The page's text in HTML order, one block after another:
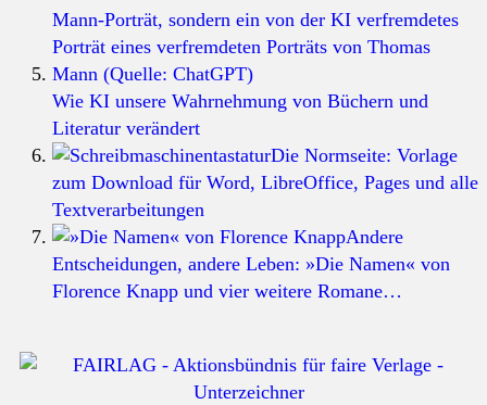
Wie KI unsere Wahrnehmung von Büchern und
Literatur verändert
Die Normseite: Vorlage
zum Download für Word, LibreOffice, Pages und alle
Textverarbeitungen
Andere
Entscheidungen, andere Leben: »Die Namen« von
Florence Knapp und vier weitere Romane…